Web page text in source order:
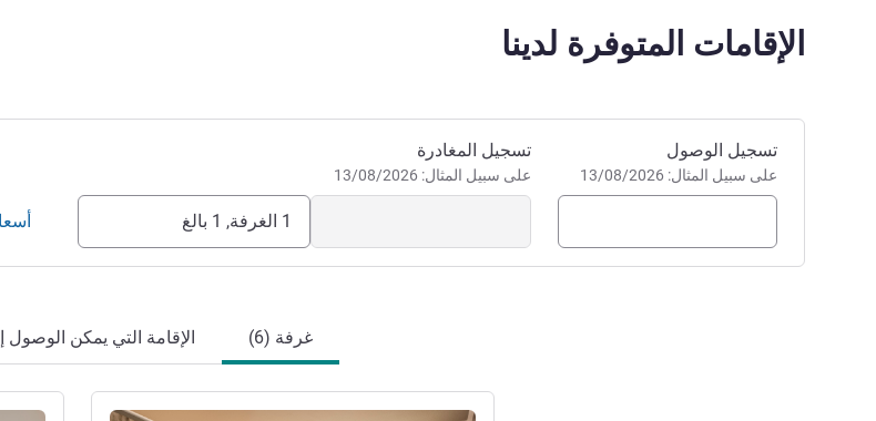
Baden. We are available around the clock and will do everything
possible to make your visit unforgettable.الإقامات المتوفرة لدينا
احجز في هذا الفندق
تسجيل الوصول
على سبيل المثال: 13/08/2026
تسجيل المغادرة
على سبيل المثال: 13/08/2026
1 الغرفة, 1 بالغ
غرفة (6) الإقامة التي يمكن الوصول